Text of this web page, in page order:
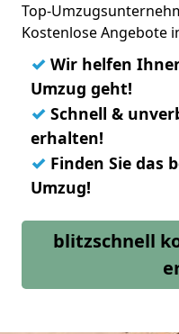
Top-
Kostenlose Angebote
✓ Wir helfen
Umzug geht!
✓ Schnell &
erhalten!
✓ Finden Sie das
Umzug!
blitzschnell